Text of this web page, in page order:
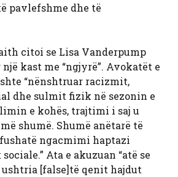
pavlefshme dhe të
citoi se Lisa Vanderpump
kast me “ngjyrë”. Avokatët e
“nënshtruar racizmit,
dhe sulmit fizik në sezonin e
e kohës, trajtimi i saj u
shumë. Shumë anëtarë të
ngacmimi haptazi
Ata e akuzuan “atë se
[false]të qenit hajdut